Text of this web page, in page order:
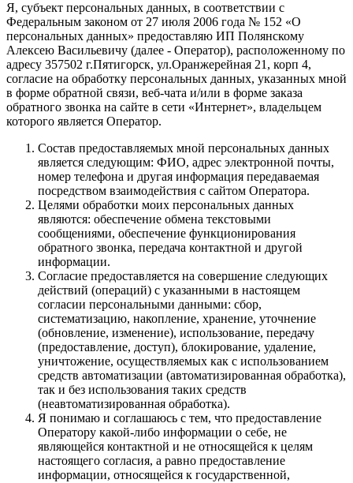
Я, субъект персональных данных, в соответствии с
Федеральным законом от 27 июля 2006 года № 152 «О
персональных данных» предоставляю ИП Полянскому
Алексею Васильевичу (далее - Оператор), расположенному по
адресу 357502 г.Пятигорск, ул.Оранжерейная 21, корп 4,
согласие на обработку персональных данных, указанных мной
в форме обратной связи, веб-чата и/или в форме заказа
обратного звонка на сайте в сети «Интернет», владельцем
которого является Оператор.
Состав предоставляемых мной персональных данных
является следующим: ФИО, адрес электронной почты,
номер телефона и другая информация передаваемая
посредством взаимодействия с сайтом Оператора.
Целями обработки моих персональных данных
являются: обеспечение обмена текстовыми
сообщениями, обеспечение функционирования
обратного звонка, передача контактной и другой
информации.
Согласие предоставляется на совершение следующих
действий (операций) с указанными в настоящем
согласии персональными данными: сбор,
систематизацию, накопление, хранение, уточнение
(обновление, изменение), использование, передачу
(предоставление, доступ), блокирование, удаление,
уничтожение, осуществляемых как с использованием
средств автоматизации (автоматизированная обработка),
так и без использования таких средств
(неавтоматизированная обработка).
Я понимаю и соглашаюсь с тем, что предоставление
Оператору какой-либо информации о себе, не
являющейся контактной и не относящейся к целям
настоящего согласия, а равно предоставление
информации, относящейся к государственной,